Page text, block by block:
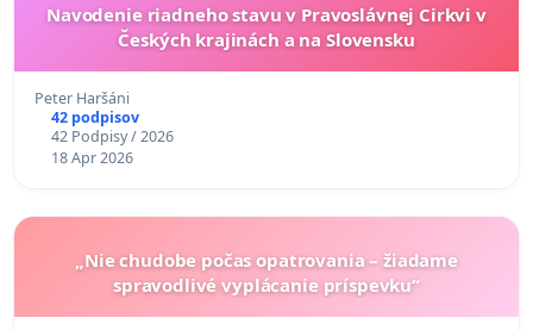
Navodenie riadneho stavu v Pravoslávnej Cirkvi v
Českých krajinách a na Slovensku
Peter Haršáni
42 podpisov
42 Podpisy / 2026
18 Apr 2026
„Nie chudobe počas opatrovania – žiadame
spravodlivé vyplácanie príspevku“